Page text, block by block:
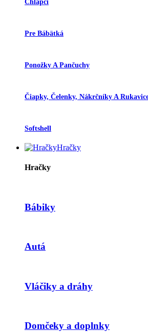
Chlapci
Pre Bábätká
Ponožky A Pančuchy
Čiapky, Čelenky, Nákrčníky A
Softshell
Hračky
Hračky
Bábiky
Autá
Vláčiky a dráhy
Domčeky a doplnky